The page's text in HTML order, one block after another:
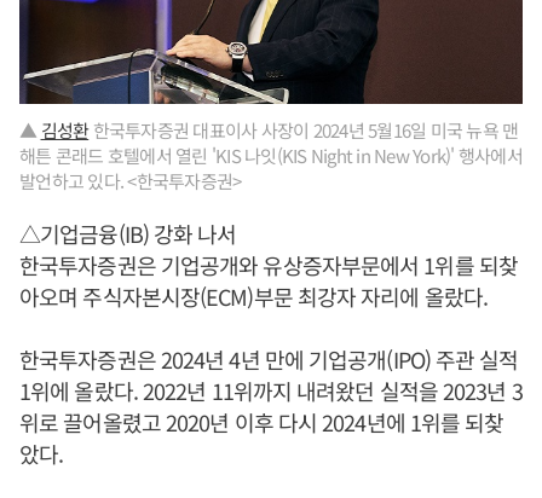
▲ 김성환한국투자증권 대표이사 사장이 2024년 5월16일 미국 뉴욕 맨
해튼 콘래드 호텔에서 열린 'KIS 나잇(KIS Night in New York)' 행사에서
발언하고 있다. <한국투자증권>
△기업금융(IB) 강화 나서
한국투자증권은 기업공개와 유상증자부문에서 1위를 되찾
아오며 주식자본시장(ECM)부문 최강자 자리에 올랐다.
한국투자증권은 2024년 4년 만에 기업공개(IPO) 주관 실적
1위에 올랐다. 2022년 11위까지 내려왔던 실적을 2023년 3
위로 끌어올렸고 2020년 이후 다시 2024년에 1위를 되찾
았다.